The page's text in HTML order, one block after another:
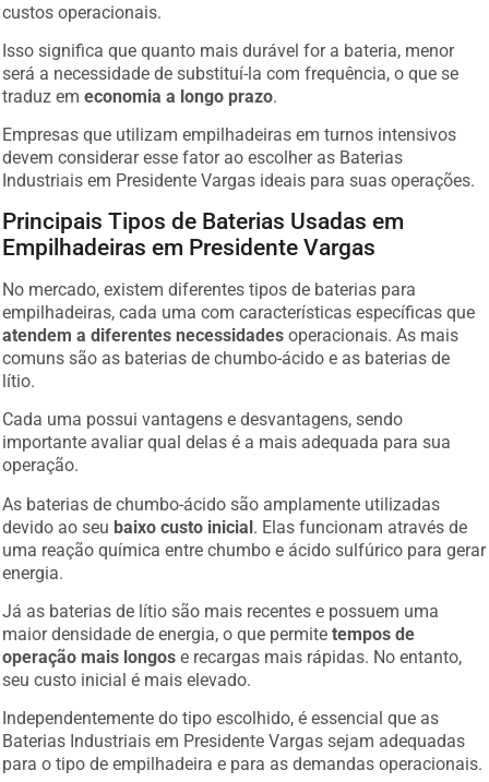
custos operacionais.
Isso significa que quanto mais durável for a bateria, menor
será a necessidade de substituí-la com frequência, o que se
traduz emeconomia a longo prazo.
Empresas que utilizam empilhadeiras em turnos intensivos
devem considerar esse fator ao escolher as Baterias
Industriais em Presidente Vargas ideais para suas operações.
Principais Tipos de Baterias Usadas em
Empilhadeiras em Presidente Vargas
No mercado, existem diferentes tipos de baterias para
empilhadeiras, cada uma com características específicas que
atendem a diferentes necessidades operacionais. As mais
comuns são as baterias de chumbo-ácido e as baterias de
lítio.
Cada uma possui vantagens e desvantagens, sendo
importante avaliar qual delas é a mais adequada para sua
operação.
As baterias de chumbo-ácido são amplamente utilizadas
devido ao seu baixo custo inicial. Elas funcionam através de
uma reação química entre chumbo e ácido sulfúrico para gerar
energia.
Já as baterias de lítio são mais recentes e possuem uma
maior densidade de energia, o que permitetempos de
operação mais longos e recargas mais rápidas. No entanto,
seu custo inicial é mais elevado.
Independentemente do tipo escolhido, é essencial que as
Baterias Industriais em Presidente Vargas sejam adequadas
para o tipo de empilhadeira e para as demandas operacionais.